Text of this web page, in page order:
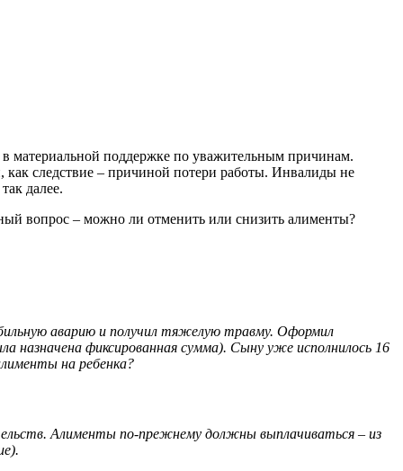
в материальной поддержке по уважительным причинам.
как следствие – причиной потери работы. Инвалиды не
далее.
вопрос – можно ли отменить или снизить алименты?
аварию и получил тяжелую травму. Оформил
назначена фиксированная сумма). Сыну уже исполнилось 16
на ребенка?
Алименты по-прежнему должны выплачиваться – из